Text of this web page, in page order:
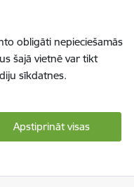
obligāti nepieciešamās
šajā vietnē var tikt
sīkdatnes.
Apstiprināt visas